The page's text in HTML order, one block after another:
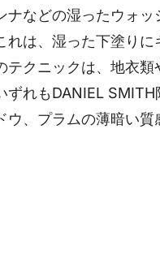
などの湿ったウォ
は、湿った下塗り
クニックは、地衣
れもDANIEL
、プラムの薄暗い